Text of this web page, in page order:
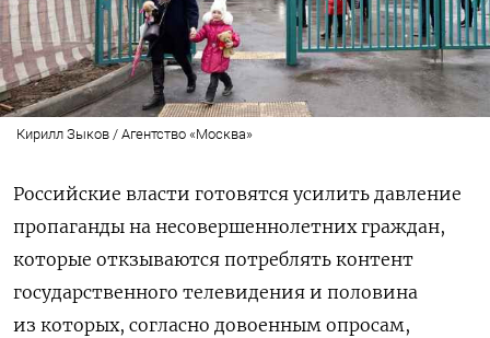
Кирилл Зыков / Агентство «Москва»
Российские власти готовятся усилить давление
пропаганды на несовершеннолетних граждан,
которые откзываются потреблять контент
государственного телевидения и половина
из которых, согласно довоенным опросам,